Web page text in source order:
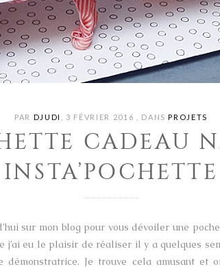
PAR DJUDI 3 FÉVRIER 2016 DANSPROJETS
CADEAU
sur mon blog pour vous dévoiler une
j’ai eu le plaisir de réaliser il y a quelques
démonstratrice. Je trouve cela amusant